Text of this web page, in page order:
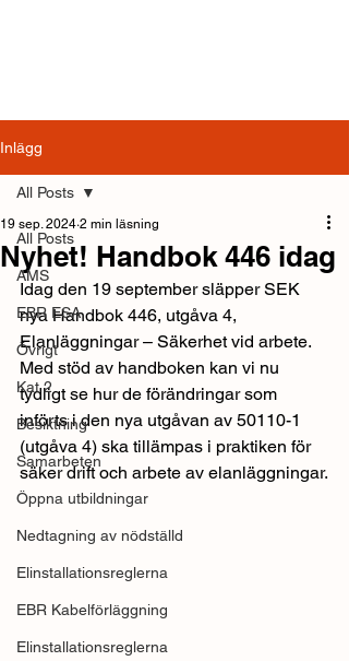
Inlägg
All Posts
AMS
EBR ESA
Övrigt
Kat 2
Besiktning
Samarbeten
Öppna utbildningar
Nedtagning av nödställd
Elinstallationsreglerna
EBR Kabelförläggning
Elinstallationsreglerna
All Posts
Nyhet! Handbok 446 idag
19 sep. 2024 2 min läsning
Idag den 19 september släpper SEK
nya Handbok 446, utgåva 4,
Elanläggningar – Säkerhet vid arbete.
Med stöd av handboken kan vi nu
tydligt se hur de förändringar som
införts i den nya utgåvan av 50110-1
(utgåva 4) ska tillämpas i praktiken för
säker drift och arbete av elanläggningar.